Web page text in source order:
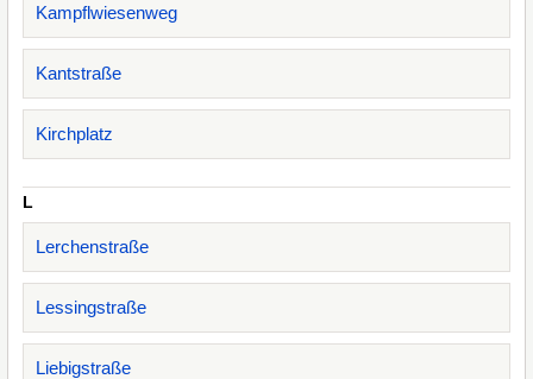
Kampflwiesenweg
Kantstraße
Kirchplatz
L
Lerchenstraße
Lessingstraße
Liebigstraße